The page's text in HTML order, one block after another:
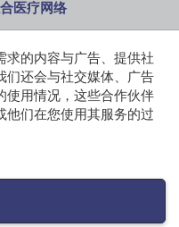
医疗网络
医院医
所 (中环)
港怡德臻心
脏中心
百汇医疗
All rights reserved.
求的内容与广告、提供社
们还会与社交媒体、广告
使用情况，这些合作伙伴
他们在您使用其服务的过